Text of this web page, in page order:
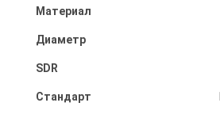
Материал
Диаметр
SDR
Стандарт